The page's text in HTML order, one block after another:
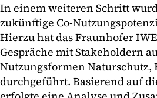
In einem weiteren Schritt
zukünftige Co-
Hierzu hat das Fraunhofer
Gespräche mit Stakeholdern
Nutzungsformen
durchgeführt. Basierend auf